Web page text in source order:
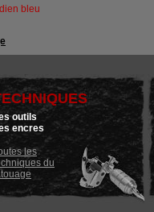
bleu
outils
encres
les
du